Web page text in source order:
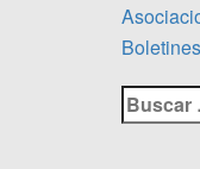
Buscar: